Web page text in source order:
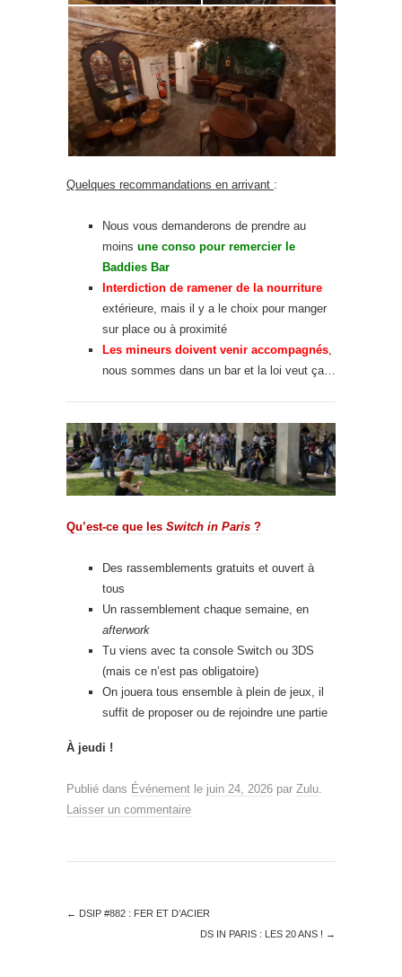
Quelques recommandations en arrivant :
Nous vous demanderons de prendre au
moins une conso pour remercier le
Baddies Bar
Interdiction de ramener de la nourriture
extérieure, mais il y a le choix pour manger
sur place ou à proximité
Les mineurs doivent venir accompagnés
nous sommes dans un bar et la loi veut ça…
Qu’est-ce que les Switch in Paris ?
Des rassemblements gratuits et ouvert à
tous
Un rassemblement chaque semaine, en
afterwork
Tu viens avec ta console Switch ou 3DS
(mais ce n’est pas obligatoire)
On jouera tous ensemble à plein de jeux, il
suffit de proposer ou de rejoindre une partie
À jeudi !
Publié dans Événement le juin 24, 2026 par Zulu
Laisser un commentaire
← DSIP #882 : FER ET D’ACIER
DS IN PARIS : LES 20 ANS ! →